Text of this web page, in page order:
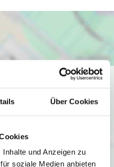
Über Cookies
und Anzeigen zu
soziale Medien anbieten
dass mir Karten von Google
von Google
privacy).